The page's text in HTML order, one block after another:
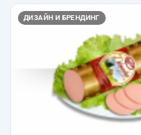
ДИЗАЙН И БРЕНДИНГ